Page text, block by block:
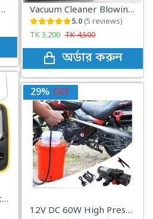
Vacuum Cleaner Blowing and Sucking Dual Purpose(JK-8) One Handed RGB Gaming Keyboard
TK990 TK1,400
অর্ডার করুন
27%OFF
TK1,090 TK1,500